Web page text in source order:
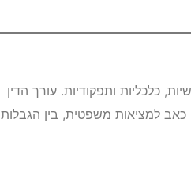
כלכליות ותפקודיות. עורך הדין
כאב למציאות משפטית, בין הגבלות